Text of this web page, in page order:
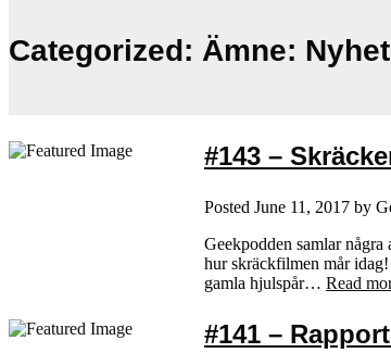
Categorized: Ämne:
#143 –
Posted June 11, 2017 by
Geekpodden samlar
hur skräckfilmen mår
gamla hjulspår… Read
#141 –